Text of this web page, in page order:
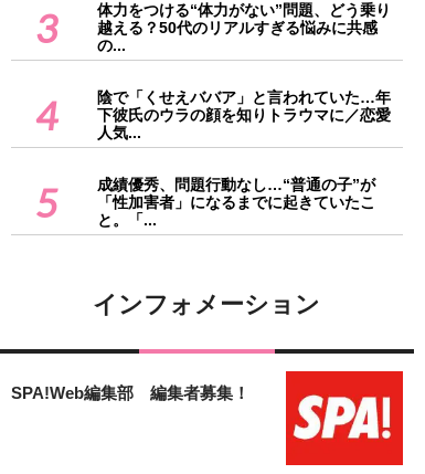
3
体力をつける“体力がない”問題、どう乗り
越える？50代のリアルすぎる悩みに共感
の...
4
陰で「くせえババア」と言われていた…年
下彼氏のウラの顔を知りトラウマに／恋愛
人気...
5
成績優秀、問題行動なし…“普通の子”が
「性加害者」になるまでに起きていたこ
と。「...
インフォメーション
SPA!Web編集部 編集者募集！